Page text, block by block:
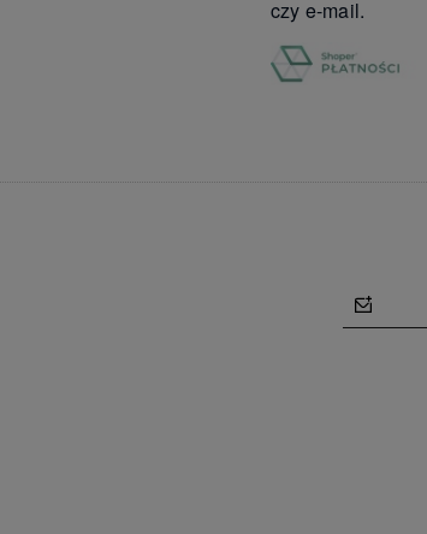
czy e-mail.